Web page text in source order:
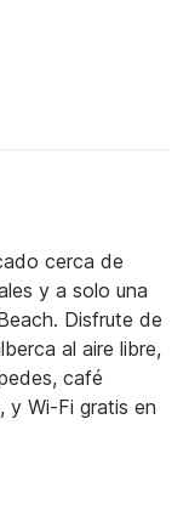
cerca de
y a solo una
Disfrute de
al aire libre,
café
y Wi-Fi gratis en